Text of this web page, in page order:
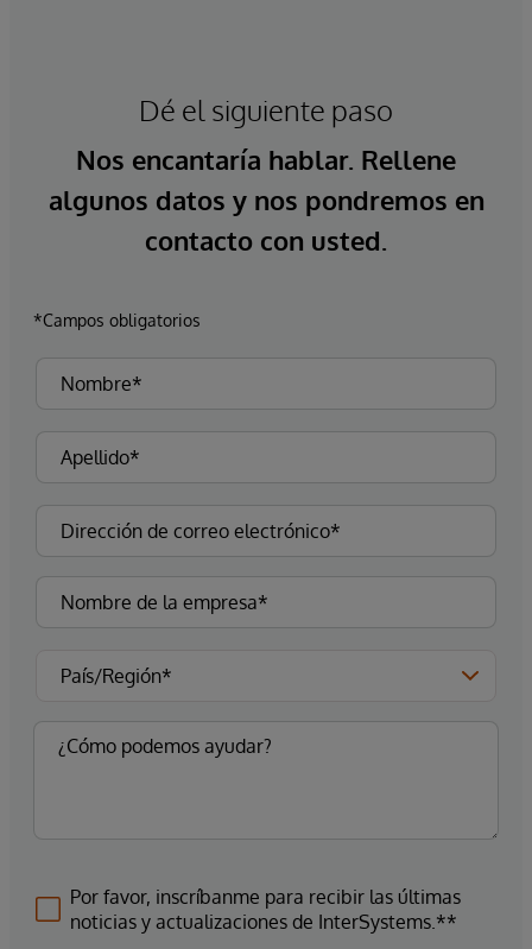
Dé el siguiente paso
Nos encantaría hablar. Rellene
algunos datos y nos pondremos en
contacto con usted.
*Campos obligatorios
Por favor, inscríbanme para recibir las últimas
noticias y actualizaciones de InterSystems.**